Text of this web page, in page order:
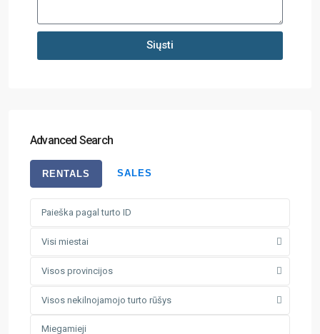
Siųsti
Advanced Search
RENTALS SALES
Visi miestai
Visos provincijos
Visos nekilnojamojo turto rūšys